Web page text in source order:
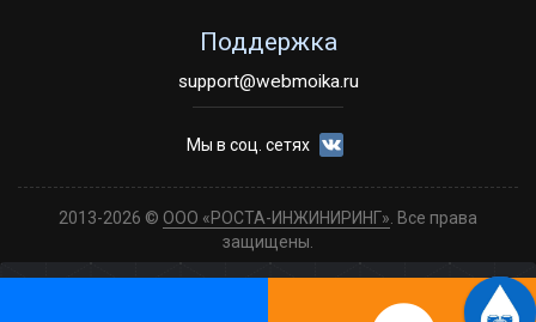
с пользователями мы используем файлы cookies.
Поддержка
support@webmoika.ru
Мы в соц. сетях
2013-2026 © ООО «РОСТА-ИНЖИНИРИНГ» . Все права
защищены.